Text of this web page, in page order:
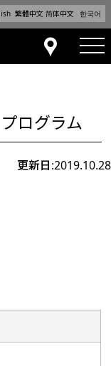
繁體中文 简体中文 한국어
ツアンド
ツアンド
アーツア
ース
アクセス
ログラム
更新日:2019.10.28